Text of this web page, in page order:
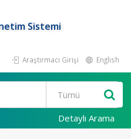
Sistemi
Araştırmacı Girişi English
Detaylı Arama